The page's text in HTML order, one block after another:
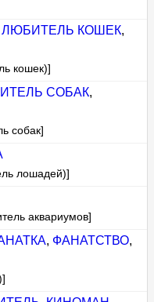
ЛЮБИТЕЛЬ КОШЕК,
кошек)]
СОБАК,
собак]
лошадей)]
аквариумов]
, ФАНАТСТВО,